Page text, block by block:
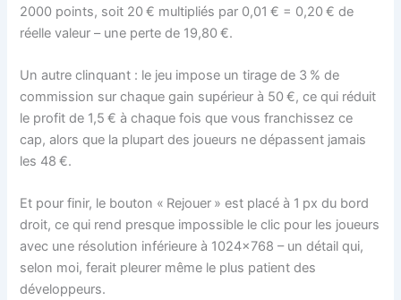
2000 points, soit 20 € multipliés par 0,01 € = 0,20 € de
réelle valeur – une perte de 19,80 €.
Un autre clinquant : le jeu impose un tirage de 3 % de
commission sur chaque gain supérieur à 50 €, ce qui réduit
le profit de 1,5 € à chaque fois que vous franchissez ce
cap, alors que la plupart des joueurs ne dépassent jamais
les 48 €.
Et pour finir, le bouton « Rejouer » est placé à 1 px du bord
droit, ce qui rend presque impossible le clic pour les joueurs
avec une résolution inférieure à 1024×768 – un détail qui,
selon moi, ferait pleurer même le plus patient des
développeurs.